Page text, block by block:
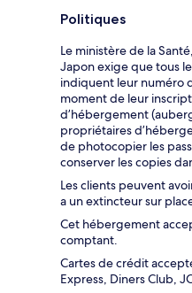
Politiques
Le ministère de la
Japon exige que tous
indiquent leur numéro
moment de leur
d’hébergement
propriétaires
de photocopier les
conserver les copies
Les clients peuvent
a un extincteur sur
Cet hébergement
comptant.
Cartes de crédit
Express, Diners Club,